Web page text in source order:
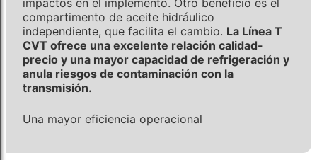
compartimento de aceite hidráulico
independiente, que facilita el cambio. La Línea T
CVT ofrece una excelente relación calidad-
precio y una mayor capacidad de refrigeración y
anula riesgos de contaminación con la
transmisión.
Una mayor eficiencia operacional